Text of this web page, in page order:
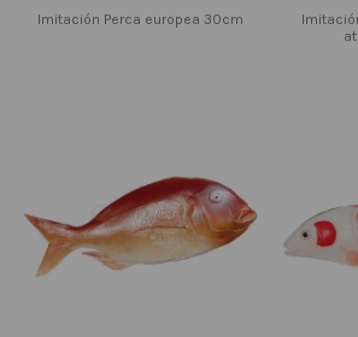
Imitación Perca europea 30cm